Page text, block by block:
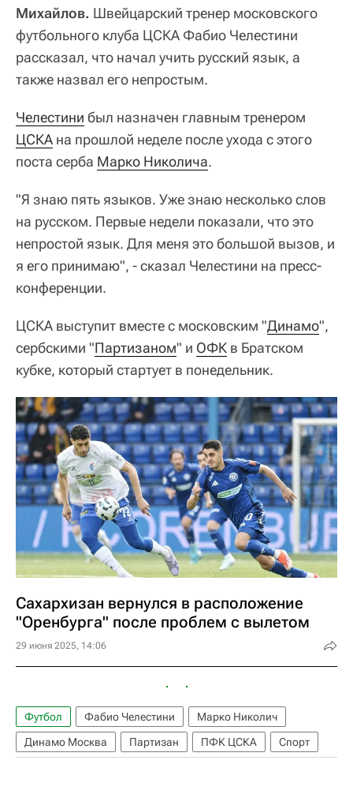
Михайлов. Швейцарский тренер московского
футбольного клуба ЦСКА Фабио Челестини
рассказал, что начал учить русский язык, а
также назвал его непростым.
Челестини был назначен главным тренером
ЦСКА на прошлой неделе после ухода с этого
поста серба Марко Николича.
"Я знаю пять языков. Уже знаю несколько слов
на русском. Первые недели показали, что это
непростой язык. Для меня это большой вызов, и
я его принимаю", - сказал Челестини на пресс-
конференции.
ЦСКА выступит вместе с московским "Динамо",
сербскими "Партизаном" и ОФК в Братском
кубке, который стартует в понедельник.
Сахархизан вернулся в расположение
"Оренбурга" после проблем с вылетом
29 июня 2025, 14:06
Футбол Фабио Челестини
Марко Николич
Динамо Москва
Партизан ПФК ЦСКА Спорт